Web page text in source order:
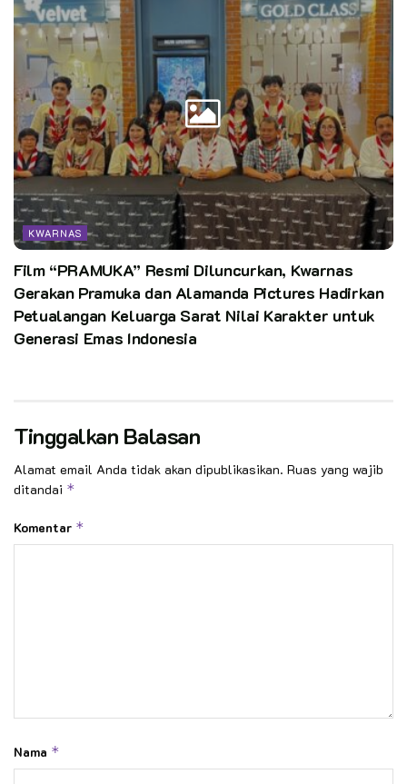
KWARNAS
Film “PRAMUKA” Resmi Diluncurkan, Kwarnas
Gerakan Pramuka dan Alamanda Pictures Hadirkan
Petualangan Keluarga Sarat Nilai Karakter untuk
Generasi Emas Indonesia
Tinggalkan Balasan
Alamat email Anda tidak akan dipublikasikan. Ruas yang wajib
ditandai *
Komentar *
Nama *